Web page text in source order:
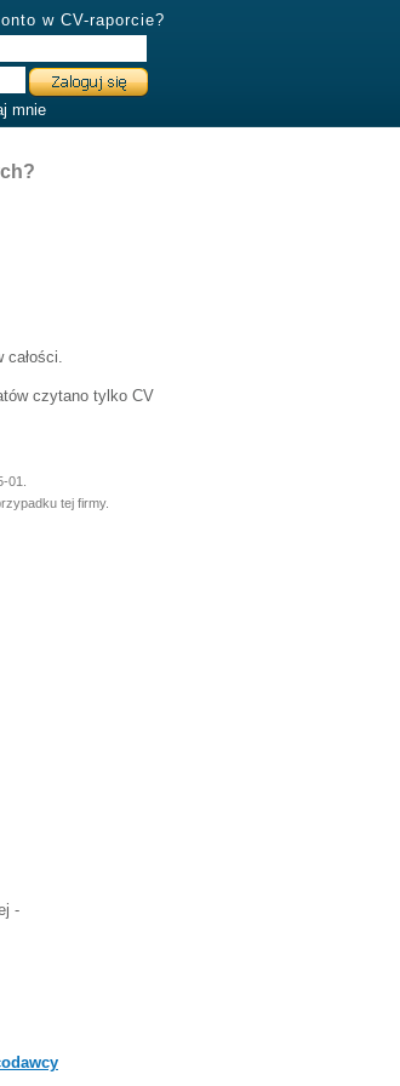
w CV-raporcie?
mnie
całości.
czytano tylko CV
tej firmy.
-